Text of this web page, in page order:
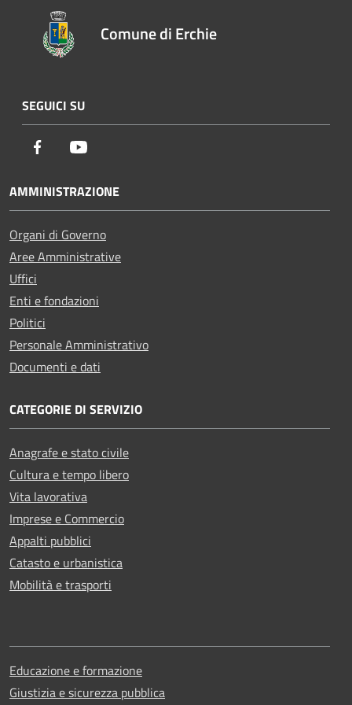
Comune di Erchie
SEGUICI SU
Facebook
AMMINISTRAZIONE
Organi di Governo
Aree Amministrative
Uffici
Enti e fondazioni
Politici
Personale Amministrativo
Documenti e dati
CATEGORIE DI SERVIZIO
Anagrafe e stato civile
Cultura e tempo libero
Vita lavorativa
Imprese e Commercio
Appalti pubblici
Catasto e urbanistica
Mobilità e trasporti
Educazione e formazione
Giustizia e sicurezza pubblica